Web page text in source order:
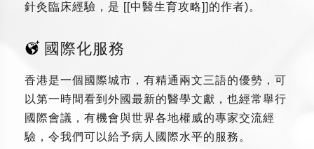
針灸臨床經驗，是 [[中醫生育攻略]]的作者)。
國際化服務
香港是一個國際城市，有精通兩文三語的優勢，可
以第一時間看到外國最新的醫學文獻，也經常舉行
國際會議，有機會與世界各地權威的專家交流經
驗，令我們可以給予病人國際水平的服務。